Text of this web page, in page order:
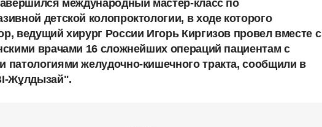
международный мастер-класс по
детской колопроктологии, в ходе которого
ведущий хирург России Игорь Киргизов провел вместе с
врачами 16 сложнейших операций пациентам с
патологиями желудочно-кишечного тракта, сообщили в
Жұлдызай".